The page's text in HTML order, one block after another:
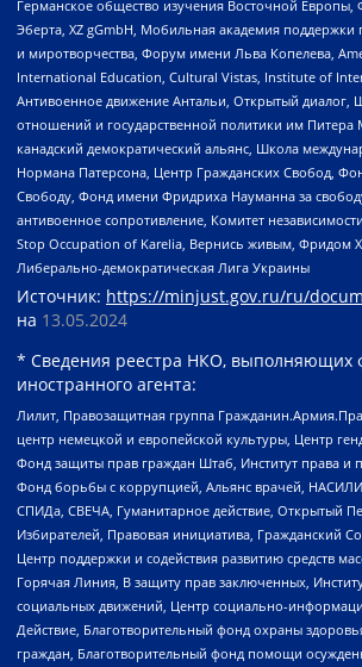
Германское общество изучения Восточной
Эберта, XZ gGmbH, Мобильная академия поддержки
и миротворчества, Форум имени Льва Копелева,
International Education, Cultural Vistas, Institute of
Антивоенное движение Антальи, Открытый диалог,
отношений и государственной политики им Питера
канадский демократический альянс, Школа
Нормана Патерсона, Центр Гражданских Свобод,
Свободу, Фонд имени Фридриха Науманна за
антивоенное сопротивление, Комитет
Stop Occupation of Karelia, Вернись живым, Фридом
Либерально-демократическая Лига Украины
Источник: https://minjust.gov.ru/ru/
на 13.05.2024
* Сведения реестра НКО, выполняющих
иностранного агента:
Лилит, Правозащитная группа
центр немецкой и европейской культуры, Центр
Фонд защиты прав граждан Штаб, Институт права и
Фонд борьбы с коррупцией, Альянс врачей,
СПИДа, СВЕЧА, Гуманитарное действие, Открытый
Избирателей, Правовая инициатива, Гражданский
Центр поддержки и содействия развитию средств
Горячая Линия, В защиту прав заключенных,
социальных движений, Центр социально-
Действие, Благотворительный фонд охраны
граждан, Благотворительный фонд помощи